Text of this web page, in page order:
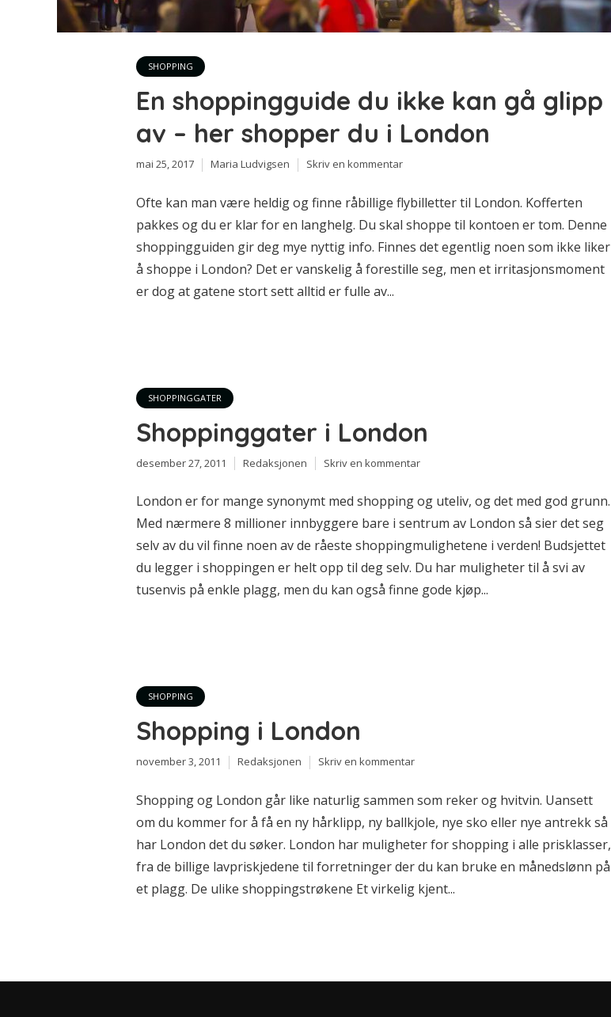
SHOPPING
En shoppingguide du ikke kan gå glipp
av – her shopper du i London
mai 25, 2017 Maria Ludvigsen Skriv en kommentar
Ofte kan man være heldig og finne råbillige flybilletter til London. Kofferten
pakkes og du er klar for en langhelg. Du skal shoppe til kontoen er tom. Denne
shoppingguiden gir deg mye nyttig info. Finnes det egentlig noen som ikke liker
å shoppe i London? Det er vanskelig å forestille seg, men et irritasjonsmoment
er dog at gatene stort sett alltid er fulle av...
SHOPPINGGATER
Shoppinggater i London
desember 27, 2011 Redaksjonen Skriv en kommentar
London er for mange synonymt med shopping og uteliv, og det med god grunn.
Med nærmere 8 millioner innbyggere bare i sentrum av London så sier det seg
selv av du vil finne noen av de råeste shoppingmulighetene i verden! Budsjettet
du legger i shoppingen er helt opp til deg selv. Du har muligheter til å svi av
tusenvis på enkle plagg, men du kan også finne gode kjøp...
SHOPPING
Shopping i London
november 3, 2011 Redaksjonen Skriv en kommentar
Shopping og London går like naturlig sammen som reker og hvitvin. Uansett
om du kommer for å få en ny hårklipp, ny ballkjole, nye sko eller nye antrekk så
har London det du søker. London har muligheter for shopping i alle prisklasser,
fra de billige lavpriskjedene til forretninger der du kan bruke en månedslønn på
et plagg. De ulike shoppingstrøkene Et virkelig kjent...